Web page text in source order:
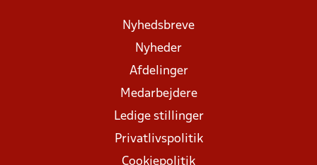
Nyhedsbreve
Nyheder
Afdelinger
Medarbejdere
Ledige stillinger
Privatlivspolitik
Cookiepolitik